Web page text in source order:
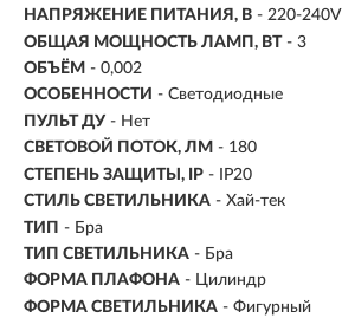
НАПРЯЖЕНИЕ ПИТАНИЯ, В - 220-240V
ОБЩАЯ МОЩНОСТЬ ЛАМП, ВТ - 3
ОБЪЁМ - 0,002
ОСОБЕННОСТИ - Светодиодные
ПУЛЬТ ДУ - Нет
СВЕТОВОЙ ПОТОК, ЛМ - 180
СТЕПЕНЬ ЗАЩИТЫ, IP - IP20
СТИЛЬ СВЕТИЛЬНИКА - Хай-тек
ТИП - Бра
ТИП СВЕТИЛЬНИКА - Бра
ФОРМА ПЛАФОНА - Цилиндр
ФОРМА СВЕТИЛЬНИКА - Фигурный